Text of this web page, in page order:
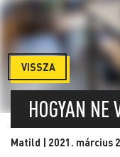
VISSZA
HOGYAN NE
Matild | 2021. március